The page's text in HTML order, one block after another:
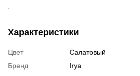
Характеристики
Цвет
Салатовый
Бренд
Irya